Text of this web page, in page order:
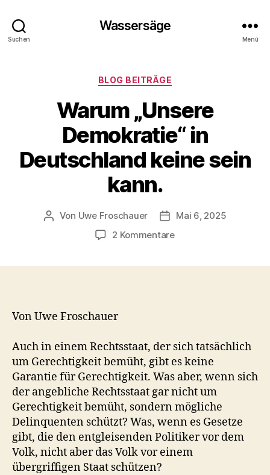
Suchen
Wassersäge
Menü
Kategorien
BLOG BEITRÄGE
Warum „Unsere
Demokratie“ in
Deutschland keine sein
kann.
Beitragsautor
Von Uwe Froschauer Beitragsdatum
Mai 6, 2025
2 Kommentarezu
kann.
Von Uwe Froschauer
Auch in einem Rechtsstaat, der sich tatsächlich
um Gerechtigkeit bemüht, gibt es keine
Garantie für Gerechtigkeit. Was aber, wenn sich
der angebliche Rechtsstaat gar nicht um
Gerechtigkeit bemüht, sondern mögliche
Delinquenten schützt? Was, wenn es Gesetze
gibt, die den entgleisenden Politiker vor dem
Volk, nicht aber das Volk vor einem
übergriffigen Staat schützen?